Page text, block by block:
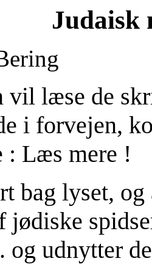
Judaisk
vil læse de
i forvejen,
: Læs mere !
bag lyset,
jødiske
og udnytter